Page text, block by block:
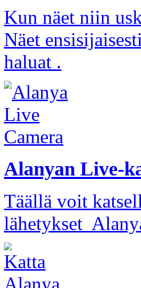
Kun näet niin
Näet
haluat .
Alanyan Live-
Täällä voit
lähetykset